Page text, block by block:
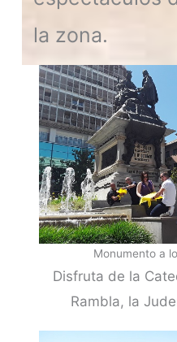
la zona.
Monumento a
Disfruta de la
Rambla, la